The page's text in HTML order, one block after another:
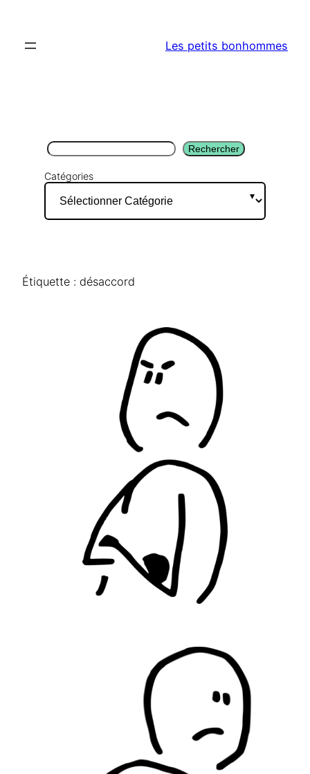
contenu
Les petits bonhommes
Rechercher Rechercher
Catégories
Étiquette : désaccord